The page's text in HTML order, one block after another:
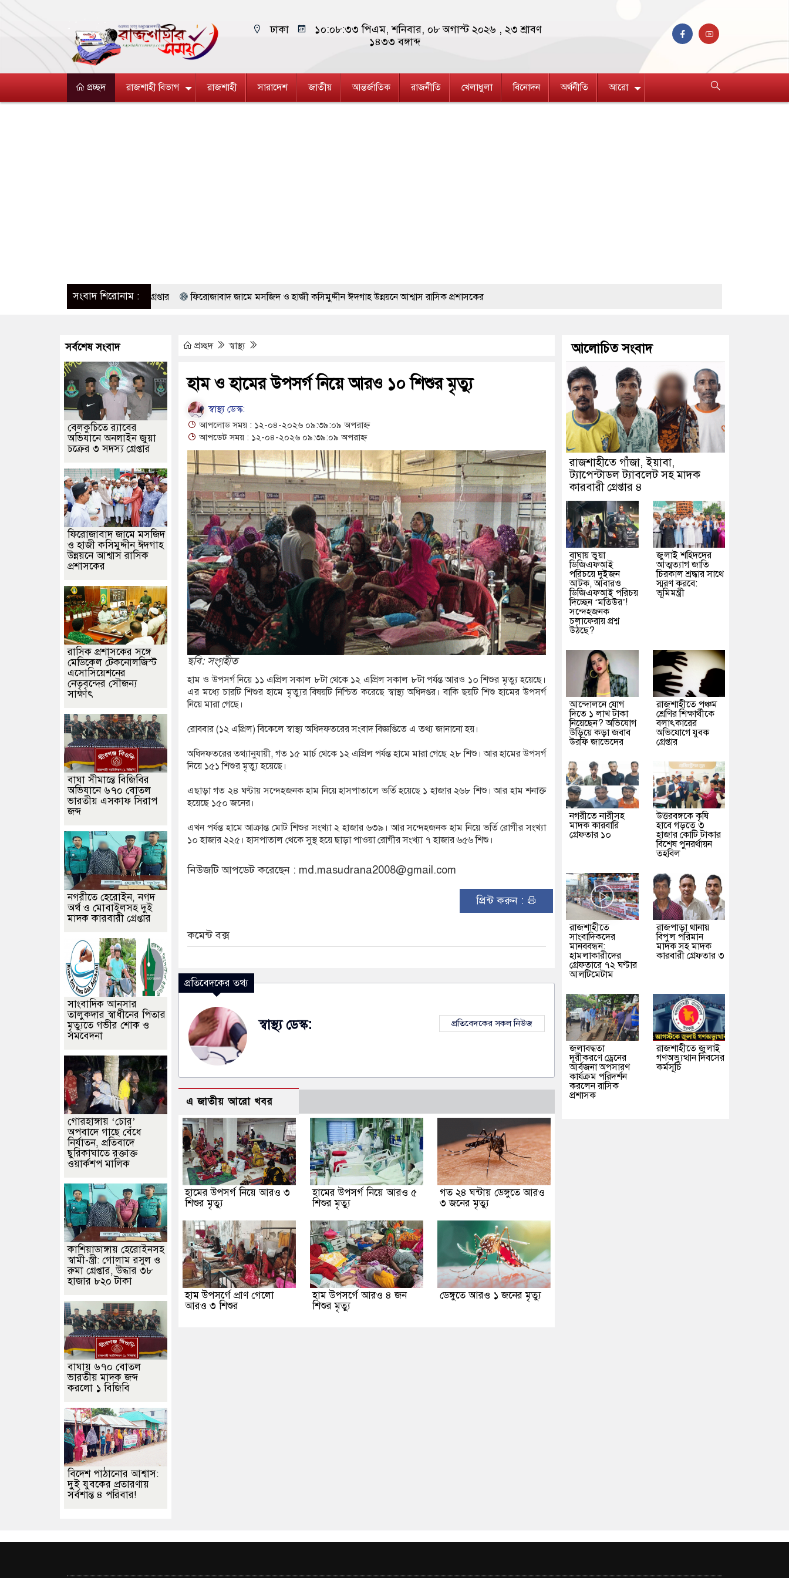
ঢাকা ১০:০৮:৩৩ পিএম, শনিবার, ০৮ অগাস্ট ২০২৬ , ২৩ শ্রাবণ
১৪৩৩ বঙ্গাব্দ
প্রচ্ছদ রাজশাহী বিভাগ রাজশাহী সারাদেশ জাতীয় আন্তর্জাতিক রাজনীতি খেলাধুলা বিনোদন অর্থনীতি আরো
সংবাদ শিরোনাম :
জুয়া চক্রের ৩ সদস্য গ্রেপ্তার ফিরোজাবাদ জামে মসজিদ ও হাজী কসিমুদ্দীন ঈদগাহ উন্নয়নে আশ্বাস রাসিক প্রশাসকের
দুই মাদক কারবারী গ্রেপ্তার সাংবাদিক আনসার তালুকদার স্বাধীনের পিতার মৃত্যুতে গভীর শোক ও সমবেদনা
বেঁধে নির্যাতন, প্রতিবাদে ছুরিকাঘাতে রক্তাক্ত ওয়ার্কশপ মালিক
স্ত্রী: গোলাম রসুল ও রুমা গ্রেপ্তার, উদ্ধার ৩৮ হাজার ৮২০ টাকা
প্রতারণায় সর্বশান্ত ৪ পরিবার! রাজশাহীতে গাঁজা, ইয়াবা, ট্যাপেন্টাডল ট্যাবলেট সহ মাদক কারবারী গ্রেপ্তার ৪
নিহত বেড়ে ৯ ৭৩ রানে পিছিয়ে থেকে দ্বিতীয় দিন শেষ করল বাংলাদেশ হামের উপসর্গ নিয়ে আরও ৩ শিশুর মৃত্যু
ইরান সমর্থিত হুথির নিশানায়, নিহত অন্তত ৩০
নেটওয়ার্কের উদ্যোগে নগরীতে মাসব্যাপী বৃক্ষরোপণ ও চারা বিতরণ কর্মসূচির উদ্বোধন
রোগীর পাশে পুঠিয়ার এসিল্যান্ড শিবু দাশ
দুইজন আটক, আবারও ডিজিএফআই পরিচয় দিচ্ছেন ‘মতিউর’! সন্দেহজনক চলাফেরায় প্রশ্ন উঠছে?
সিরাজগঞ্জে ১০৪ বোতল স্ক্যাফসহ নারী মাদক কারবারি গ্রেপ্তার
প্রচ্ছদ স্বাস্থ্য
হাম ও হামের উপসর্গ নিয়ে আরও ১০ শিশুর মৃত্যু
স্বাস্থ্য ডেস্ক:
আপলোড সময় : ১২-০৪-২০২৬ ০৯:৩৯:০৯ অপরাহ্ন
আপডেট সময় : ১২-০৪-২০২৬ ০৯:৩৯:০৯ অপরাহ্ন
ছবি: সংগৃহীত
হাম ও উপসর্গ নিয়ে ১১ এপ্রিল সকাল ৮টা থেকে ১২ এপ্রিল সকাল ৮টা পর্যন্ত আরও ১০ শিশুর মৃত্যু হয়েছে।
এর মধ্যে চারটি শিশুর হামে মৃত্যুর বিষয়টি নিশ্চিত করেছে স্বাস্থ্য অধিদপ্তর। বাকি ছয়টি শিশু হামের উপসর্গ
নিয়ে মারা গেছে।
রোববার (১২ এপ্রিল) বিকেলে স্বাস্থ্য অধিদফতরের সংবাদ বিজ্ঞপ্তিতে এ তথ্য জানানো হয়।
অধিদফতরের তথ্যানুযায়ী, গত ১৫ মার্চ থেকে ১২ এপ্রিল পর্যন্ত হামে মারা গেছে ২৮ শিশু। আর হামের উপসর্গ
নিয়ে ১৫১ শিশুর মৃত্যু হয়েছে।
এছাড়া গত ২৪ ঘণ্টায় সন্দেহজনক হাম নিয়ে হাসপাতালে ভর্তি হয়েছে ১ হাজার ২৬৮ শিশু। আর হাম শনাক্ত
হয়েছে ১৫০ জনের।
এখন পর্যন্ত হামে আক্রান্ত মোট শিশুর সংখ্যা ২ হাজার ৬৩৯। আর সন্দেহজনক হাম নিয়ে ভর্তি রোগীর সংখ্যা
১০ হাজার ২২৫। হাসপাতাল থেকে সুস্থ হয়ে ছাড়া পাওয়া রোগীর সংখ্যা ৭ হাজার ৬৫৬ শিশু।
নিউজটি আপডেট করেছেন : md.masudrana2008@gmail.com
প্রিন্ট করুন :
কমেন্ট বক্স
প্রতিবেদকের তথ্য
স্বাস্থ্য ডেস্ক: প্রতিবেদকের সকল নিউজ
এ জাতীয় আরো খবর
হামের উপসর্গ নিয়ে আরও ৩
শিশুর মৃত্যু
হামের উপসর্গ নিয়ে আরও ৫
শিশুর মৃত্যু
গত ২৪ ঘন্টায় ডেঙ্গুতে আরও
৩ জনের মৃত্যু
হাম উপসর্গে প্রাণ গেলো
আরও ৩ শিশুর
হাম উপসর্গে আরও ৪ জন
শিশুর মৃত্যু
ডেঙ্গুতে আরও ১ জনের মৃত্যু
সর্বশেষ সংবাদ
বেলকুচিতে র‌্যাবের
অভিযানে অনলাইন জুয়া
চক্রের ৩ সদস্য গ্রেপ্তার
ফিরোজাবাদ জামে মসজিদ
ও হাজী কসিমুদ্দীন ঈদগাহ
উন্নয়নে আশ্বাস রাসিক
প্রশাসকের
​রাসিক প্রশাসকের সঙ্গে
মেডিকেল টেকনোলজিস্ট
এসোসিয়েশনের
নেতৃবৃন্দের সৌজন্য
সাক্ষাৎ
বাঘা সীমান্তে বিজিবির
অভিযানে ৬৭০ বোতল
ভারতীয় এসকাফ সিরাপ
জব্দ
নগরীতে হেরোইন, নগদ
অর্থ ও মোবাইলসহ দুই
মাদক কারবারী গ্রেপ্তার
সাংবাদিক আনসার
তালুকদার স্বাধীনের পিতার
মৃত্যুতে গভীর শোক ও
সমবেদনা
গোরহাঙ্গায় ‘চোর’
অপবাদে গাছে বেঁধে
নির্যাতন, প্রতিবাদে
ছুরিকাঘাতে রক্তাক্ত
ওয়ার্কশপ মালিক
কাশিয়াডাঙ্গায় হেরোইনসহ
স্বামী-স্ত্রী: গোলাম রসুল ও
রুমা গ্রেপ্তার, উদ্ধার ৩৮
হাজার ৮২০ টাকা
বাঘায় ৬৭০ বোতল
ভারতীয় মাদক জব্দ
করলো ১ বিজিবি
বিদেশ পাঠানোর আশ্বাস:
দুুই যুবকের প্রতারণায়
সর্বশান্ত ৪ পরিবার!
আলোচিত সংবাদ
রাজশাহীতে গাঁজা, ইয়াবা,
ট্যাপেন্টাডল ট্যাবলেট সহ মাদক
কারবারী গ্রেপ্তার ৪
বাঘায় ভুয়া
ডিজিএফআই
পরিচয়ে দুইজন
আটক, আবারও
ডিজিএফআই পরিচয়
দিচ্ছেন ‘মতিউর’!
সন্দেহজনক
চলাফেরায় প্রশ্ন
উঠছে?
জুলাই শহিদদের
আত্মত্যাগ জাতি
চিরকাল শ্রদ্ধার সাথে
স্মরণ করবে:
ভূমিমন্ত্রী
আন্দোলনে যোগ
দিতে ১ লাখ টাকা
নিয়েছেন? অভিযোগ
উড়িয়ে কড়া জবাব
উরফি জাভেদের
রাজশাহীতে পঞ্চম
শ্রেণির শিক্ষার্থীকে
বলাৎকারের
অভিযোগে যুবক
গ্রেপ্তার
নগরীতে নারীসহ
মাদক কারবারি
গ্রেফতার ১০
উত্তরবঙ্গকে কৃষি
হাবে গড়তে ৩
হাজার কোটি টাকার
বিশেষ পুনরর্থায়ন
তহবিল
রাজশাহীতে
সাংবাদিকদের
মানববন্ধন:
হামলাকারীদের
গ্রেফতারে ৭২ ঘণ্টার
আলটিমেটাম
রাজপাড়া থানায়
বিপুল পরিমান
মাদক সহ মাদক
কারবারী গ্রেফতার ৩
জলাবদ্ধতা
দূরীকরণে ড্রেনের
আর্বজনা অপসারণ
কার্যক্রম পরিদর্শন
করলেন রাসিক
প্রশাসক
রাজশাহীতে জুলাই
গণঅভ্যুত্থান দিবসের
কর্মসূচি